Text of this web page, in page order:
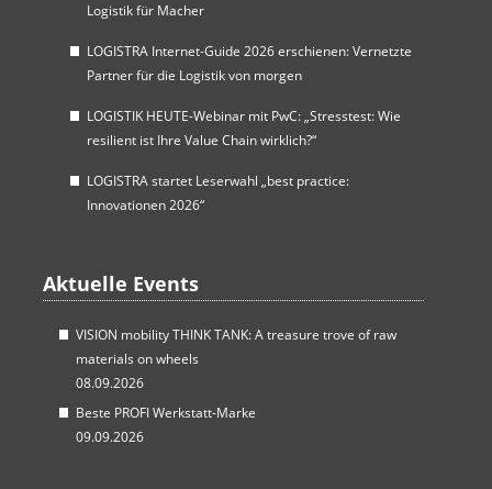
Logistik für Macher
LOGISTRA Internet-Guide 2026 erschienen: Vernetzte
Partner für die Logistik von morgen
LOGISTIK HEUTE-Webinar mit PwC: „Stresstest: Wie
resilient ist Ihre Value Chain wirklich?“
LOGISTRA startet Leserwahl „best practice:
Innovationen 2026“
Aktuelle Events
VISION mobility THINK TANK: A treasure trove of raw
materials on wheels
08.09.2026
Beste PROFI Werkstatt-Marke
09.09.2026